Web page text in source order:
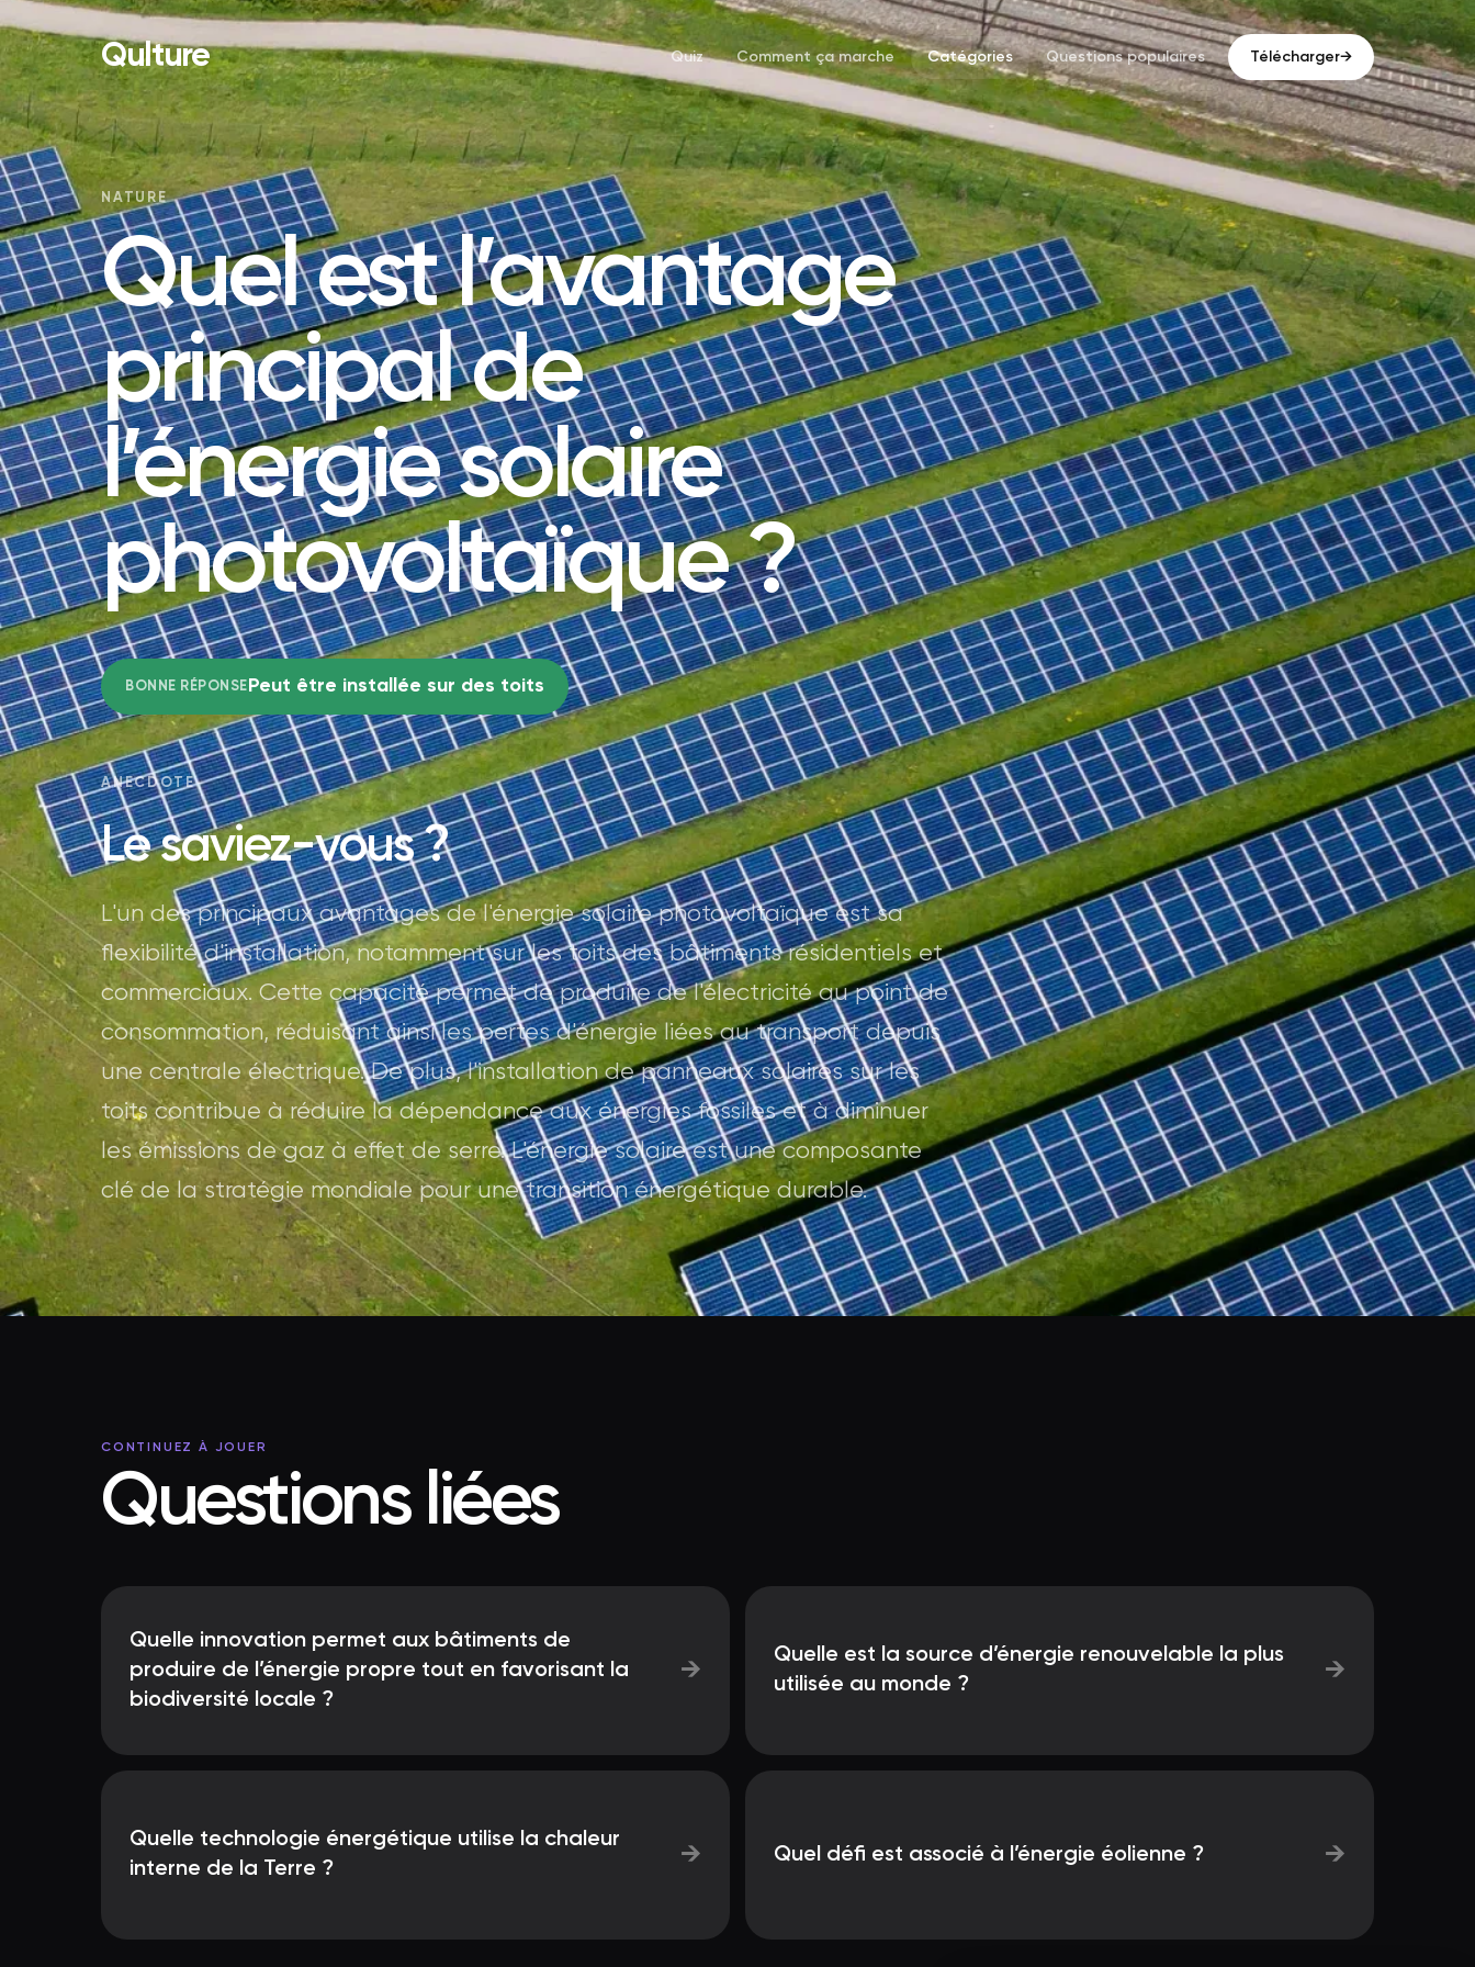
Qulture Quiz Comment ça marche Catégories Questions populaires Télécharger→
NATURE
Quel est l’avantage
principal de
l’énergie solaire
photovoltaïque ?
BONNE RÉPONSE Peut être installée sur des toits
ANECDOTE
Le saviez-vous ?
L'un des principaux avantages de l'énergie solaire photovoltaïque est sa
flexibilité d'installation, notamment sur les toits des bâtiments résidentiels et
commerciaux. Cette capacité permet de produire de l'électricité au point de
consommation, réduisant ainsi les pertes d'énergie liées au transport depuis
une centrale électrique. De plus, l'installation de panneaux solaires sur les
toits contribue à réduire la dépendance aux énergies fossiles et à diminuer
les émissions de gaz à effet de serre. L'énergie solaire est une composante
clé de la stratégie mondiale pour une transition énergétique durable.
CONTINUEZ À JOUER
Questions liées
Quelle innovation permet aux bâtiments de
produire de l’énergie propre tout en favorisant la
biodiversité locale ?
→
Quelle est la source d’énergie renouvelable la plus
utilisée au monde ?
→
Quelle technologie énergétique utilise la chaleur
interne de la Terre ?
→ Quel défi est associé à l’énergie éolienne ? →